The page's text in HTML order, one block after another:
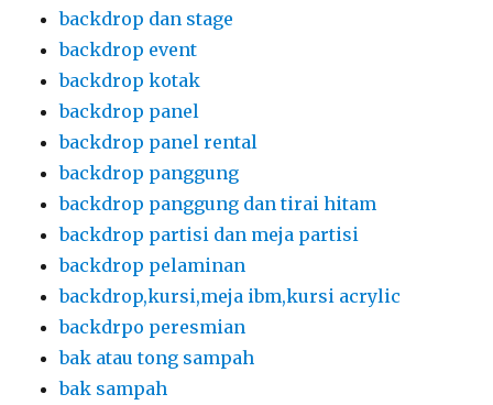
backdrop dan stage
backdrop event
backdrop kotak
backdrop panel
backdrop panel rental
backdrop panggung
backdrop panggung dan tirai hitam
backdrop partisi dan meja partisi
backdrop pelaminan
backdrop,kursi,meja ibm,kursi acrylic
backdrpo peresmian
bak atau tong sampah
bak sampah